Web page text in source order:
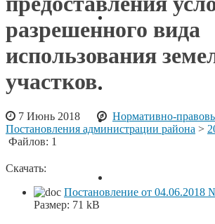
Решение ТИК от
О назначении члена
избирательной
избирательного
Постановление от 5
№ 711 О временном
разрешенного вида
использования
участков
7 Июнь 2018 Нормативно-
Постановления администрации района >
Файлов: 1
Скачать:
Постановление от 04.06.2018
Размер: 71 kB